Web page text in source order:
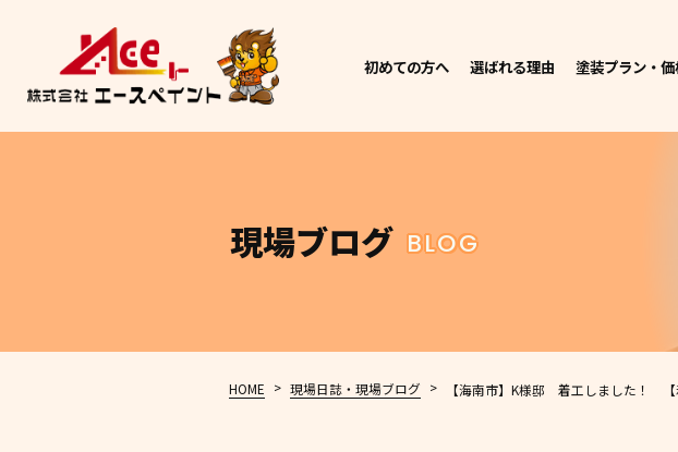
初めての方へ 選ばれる理由 塗装プラン・価
現場ブログ BLOG
HOME > 現場日誌・現場ブログ > 【海南市】K様邸 着工しました！ 【